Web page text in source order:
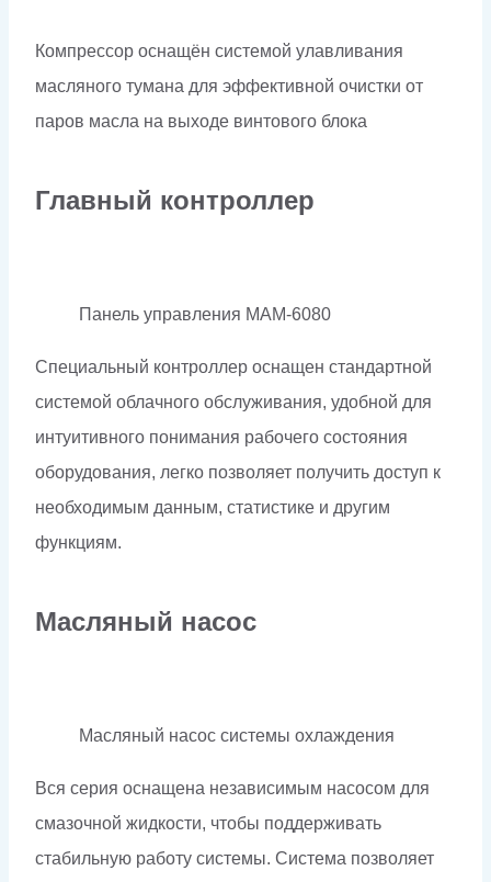
Компрессор оснащён системой улавливания
масляного тумана для эффективной очистки от
паров масла на выходе винтового блока
Главный контроллер
Панель управления MAM-6080
Специальный контроллер оснащен стандартной
системой облачного обслуживания, удобной для
интуитивного понимания рабочего состояния
оборудования, легко позволяет получить доступ к
необходимым данным, статистике и другим
функциям.
Масляный насос
Масляный насос системы охлаждения
Вся серия оснащена независимым насосом для
смазочной жидкости, чтобы поддерживать
стабильную работу системы. Система позволяет